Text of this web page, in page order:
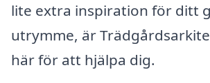
lite extra inspiration för ditt
utrymme, är
här för att hjälpa dig.